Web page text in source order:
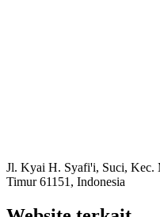
Jl. Kyai H. Syafiꞌi, Suci, Kec.
Timur 61151, Indonesia